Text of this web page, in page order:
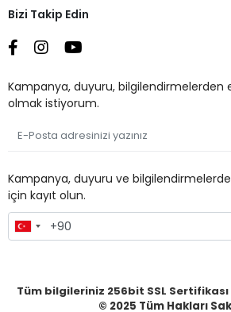
Bizi Takip Edin
Kampanya, duyuru,
olmak istiyorum.
Kampanya, duyuru ve
için kayıt olun.
Tüm bilgileriniz 256bit SSL
© 2025 Tüm Hakları